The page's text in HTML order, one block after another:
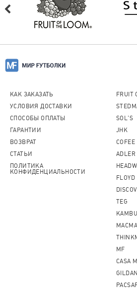
КАК ЗАКАЗАТЬ
УСЛОВИЯ ДОСТАВКИ
СПОСОБЫ ОПЛАТЫ
ГАРАНТИИ
ВОЗВРАТ
СТАТЬИ
ПОЛИТИКА
КОНФИДЕНЦИАЛЬНОСТИ
FRUIT
SOL'S
JHK
COFEE
ADLER
FLOYD
TEG
MACMA
MF
CASA
GILDAN